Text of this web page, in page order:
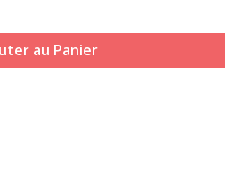
au Panier